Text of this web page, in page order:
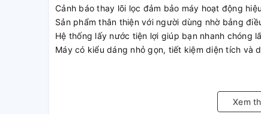
Cảnh báo thay lõi lọc đảm bảo máy hoạt động
Sản phẩm thân thiện với người dùng nhờ bảng
Hệ thống lấy nước tiện lợi giúp bạn nhanh chóng
Máy có kiểu dáng nhỏ gọn, tiết kiệm diện tích và
Xem